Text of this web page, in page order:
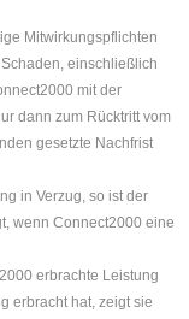
Mitwirkungspflichten
einschließlich
mit der
dann zum Rücktritt vom
gesetzte Nachfrist
in Verzug, so ist der
wenn Connect2000 eine
erbrachte Leistung
erbracht hat, zeigt sie